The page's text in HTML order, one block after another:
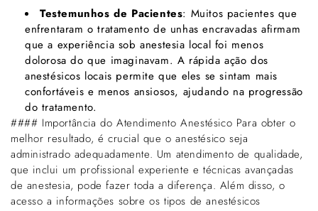
Testemunhos de Pacientes: Muitos pacientes que
enfrentaram o tratamento de unhas encravadas afirmam
que a experiência sob anestesia local foi menos
dolorosa do que imaginavam. A rápida ação dos
anestésicos locais permite que eles se sintam mais
confortáveis e menos ansiosos, ajudando na progressão
do tratamento.
#### Importância do Atendimento Anestésico Para obter o
melhor resultado, é crucial que o anestésico seja
administrado adequadamente. Um atendimento de qualidade,
que inclui um profissional experiente e técnicas avançadas
de anestesia, pode fazer toda a diferença. Além disso, o
acesso a informações sobre os tipos de anestésicos